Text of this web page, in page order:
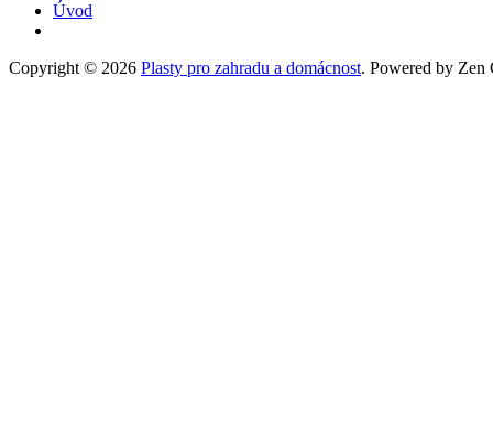
Úvod
Copyright © 2026 Plasty pro zahradu a domácnost. Powered by Zen